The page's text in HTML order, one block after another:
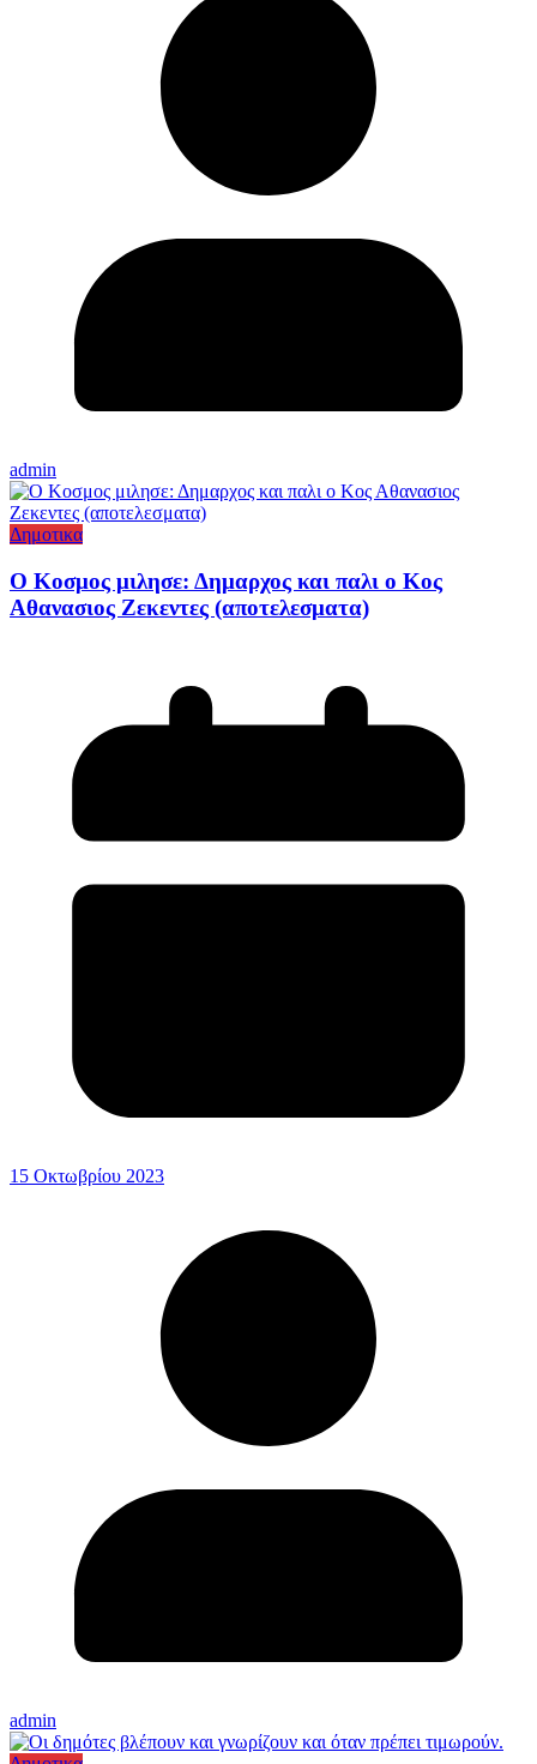
admin
Δημοτικα
Ο Κοσμος μιλησε: Δημαρχος και παλι ο Κος
Αθανασιος Ζεκεντες (αποτελεσματα)
15 Οκτωβρίου 2023
admin